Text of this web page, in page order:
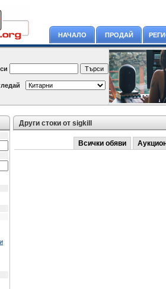
НАЧАЛО ПРОДАЙ
Други стоки от sigkill
Всички обяви